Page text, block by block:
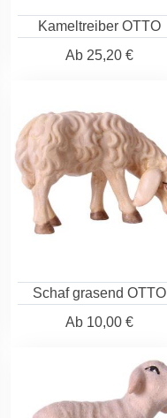
Kameltreiber OTTO
Ab25,20 €
Schaf grasend OTTO
Ab10,00 €